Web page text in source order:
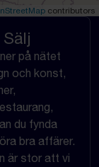
contributors
på nätet
och konst,
du fynda
bra affärer.
är stor att vi